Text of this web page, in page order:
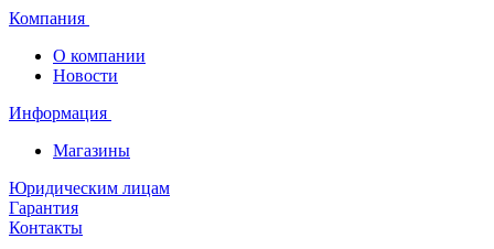
Компания
О компании
Новости
Информация
Магазины
Юридическим лицам
Гарантия
Контакты